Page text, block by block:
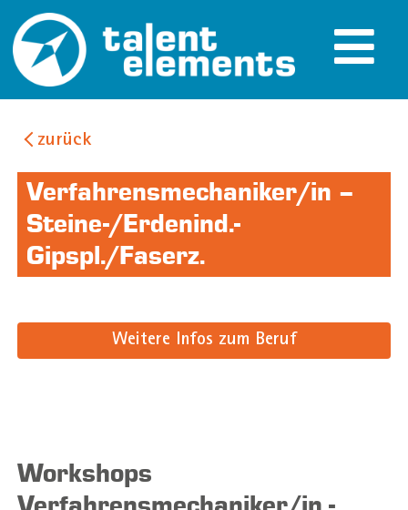
zurück
Verfahrensmechaniker/in –
Steine-/Erdenind.-
Gipspl./Faserz.
Weitere Infos zum Beruf
Workshops